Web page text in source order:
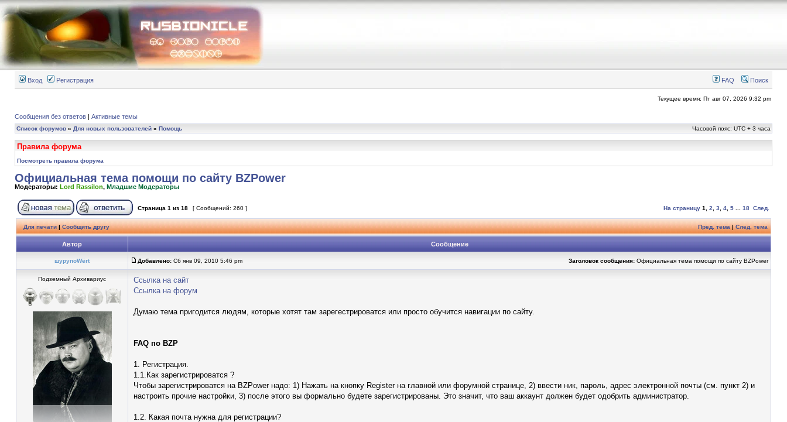
Вход Регистрация FAQ Поиск
Текущее время: Пт авг 07, 2026 9:32 pm
Сообщения без ответов | Активные темы
Список форумов » Для новых пользователей » Помощь Часовой пояс: UTC + 3 часа
Правила форума
Посмотреть правила форума
Официальная тема помощи по сайту BZPower
Модераторы: Lord Rassilon, Младшие Модераторы
Страница 1 из 18 [ Сообщений: 260 ] На страницу 1 2 3 4 5 18 След.
Для печати|Сообщить другу Пред. тема|След. тема
Автор Сообщение
шурупоWёrt Добавлено: Сб янв 09, 2010 5:46 pm Заголовок сообщения: Официальная тема помощи по сайту BZPower
Подземный Архивариус
Ссылка на сайт
Ссылка на форум
Думаю тема пригодится людям, которые хотят там зарегестрироватся или просто обучится навигации по сайту.
FAQ по BZP
1. Регистрация.
1.1.Как зарегистрироватся ?
Чтобы зарегистрироватся на BZPower надо: 1) Нажать на кнопку Register на главной или форумной странице, 2) ввести ник, пароль, адрес электронной почты (см. пункт 2) и
настроить прочие настройки, 3) после этого вы формально будете зарегистрированы. Это значит, что ваш аккаунт должен будет одобрить администратор.
1.2. Какая почта нужна для регистрации?